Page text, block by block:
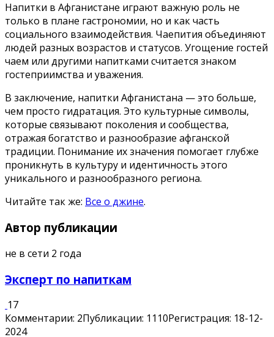
Напитки в Афганистане играют важную роль не
только в плане гастрономии, но и как часть
социального взаимодействия. Чаепития объединяют
людей разных возрастов и статусов. Угощение гостей
чаем или другими напитками считается знаком
гостеприимства и уважения.
В заключение, напитки Афганистана — это больше,
чем просто гидратация. Это культурные символы,
которые связывают поколения и сообщества,
отражая богатство и разнообразие афганской
традиции. Понимание их значения помогает глубже
проникнуть в культуру и идентичность этого
уникального и разнообразного региона.
Читайте так же: Все о джине.
Автор публикации
не в сети 2 года
Эксперт по напиткам
17
Комментарии: 2Публикации: 1110Регистрация: 18-12-
2024